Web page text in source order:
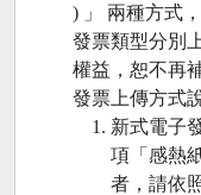
) 」 兩種方式
發票類型分別
權益，恕不再
發票上傳方式
新式電子
項「感熱
者，請依